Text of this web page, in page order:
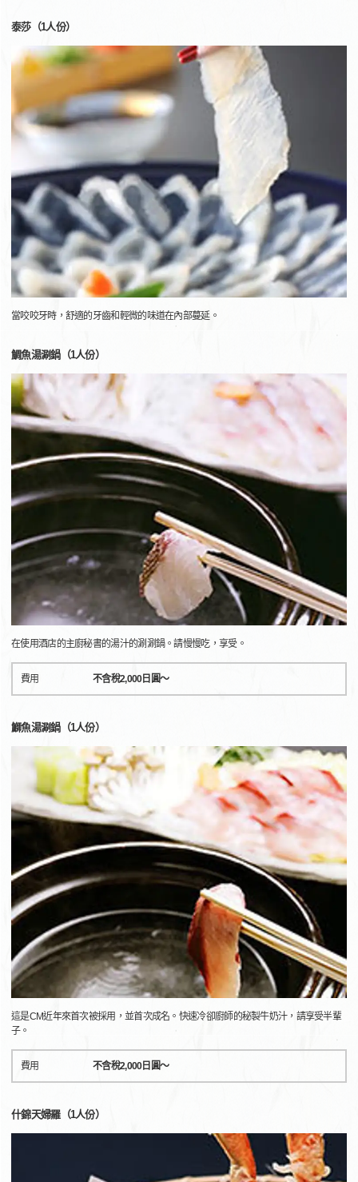
泰莎（1人份）
當咬咬牙時，舒適的牙齒和輕微的味道在內部蔓延。
鯛魚湯涮鍋（1人份）
在使用酒店的主廚秘書的湯汁的涮涮鍋。請慢慢吃，享受。
費用 不含稅2,000日圓～
鰤魚湯涮鍋（1人份）
這是CM近年來首次被採用，並首次成名。快速冷卻廚師的秘製牛奶汁，請享受半輩
子。
費用 不含稅2,000日圓～
什錦天婦羅（1人份）